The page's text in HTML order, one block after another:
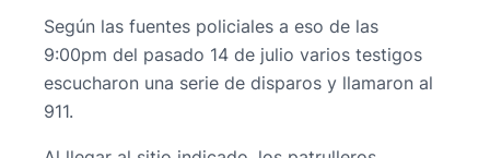
Según las fuentes policiales a eso de las
9:00pm del pasado 14 de julio varios testigos
escucharon una serie de disparos y llamaron al
911.